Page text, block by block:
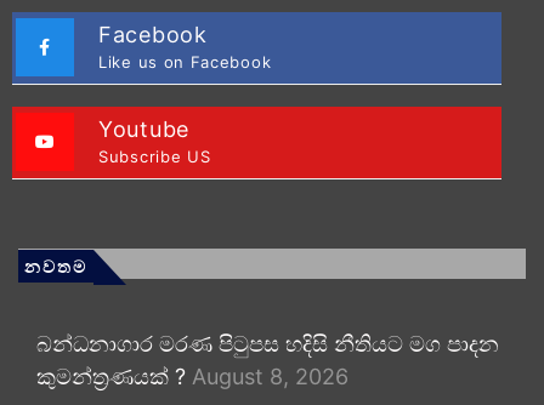
Facebook
Like us on Facebook
Youtube
Subscribe US
නවතම
බන්ධනාගාර මරණ පිටුපස හදිසි නීතියට මග පාදන
කුමන්ත්‍රණයක් ? August 8, 2026